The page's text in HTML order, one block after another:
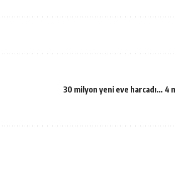
30 milyon yeni eve harcadı…